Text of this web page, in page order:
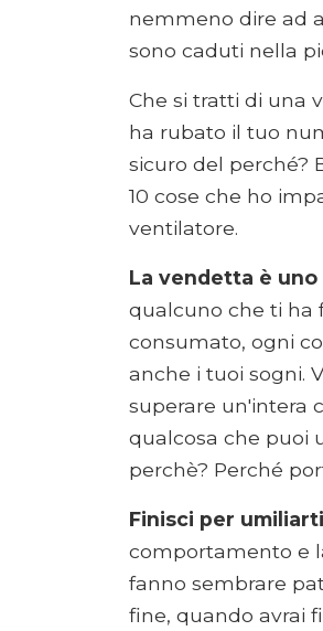
nemmeno dire ad
sono caduti nella
Che si tratti di una
ha rubato il tuo
sicuro del perché?
10 cose che ho
ventilatore.
La vendetta è
qualcuno che ti ha
consumato, ogni
anche i tuoi sogni.
superare un'intera
qualcosa che puoi
perchè? Perché
Finisci per
comportamento e
fanno sembrare
fine, quando avrai